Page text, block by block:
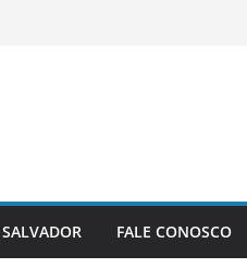
FALE CONOSCO